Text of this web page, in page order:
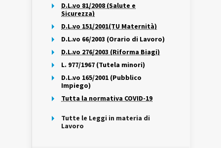
D.L.vo 81/2008 (Salute e
Sicurezza)
D.L.vo 151/2001(TU Maternità)
D.L.vo 66/2003 (Orario di Lavoro)
D.L.vo 276/2003 (Riforma Biagi)
L. 977/1967 (Tutela minori)
D.L.vo 165/2001 (Pubblico
Impiego)
Tutta la normativa COVID-19
Tutte le Leggi in materia di
Lavoro